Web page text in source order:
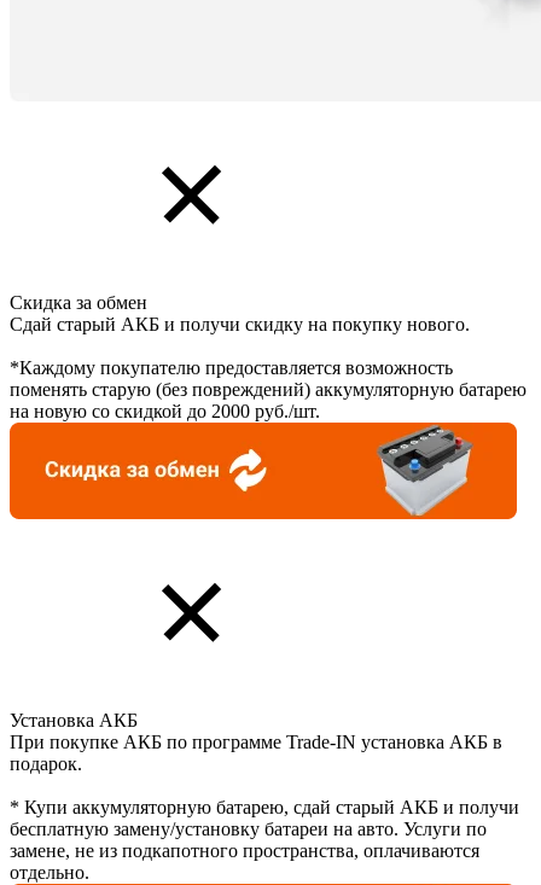
Скидка за обмен
Сдай старый АКБ и получи скидку на покупку нового.
*Каждому покупателю предоставляется возможность
поменять старую (без повреждений) аккумуляторную батарею
на новую со скидкой до 2000 руб./шт.
Установка АКБ
При покупке АКБ по программе Trade-IN установка АКБ в
подарок.
* Купи аккумуляторную батарею, сдай старый АКБ и получи
бесплатную замену/установку батареи на авто. Услуги по
замене, не из подкапотного пространства, оплачиваются
отдельно.